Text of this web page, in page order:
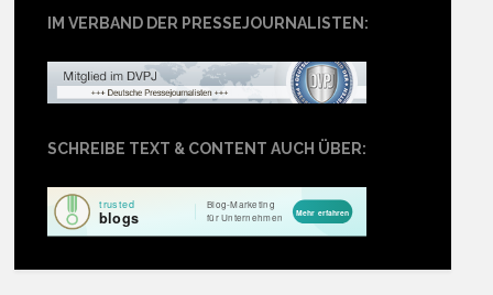
IM VERBAND DER PRESSEJOURNALISTEN:
SCHREIBE TEXT & CONTENT AUCH ÜBER: